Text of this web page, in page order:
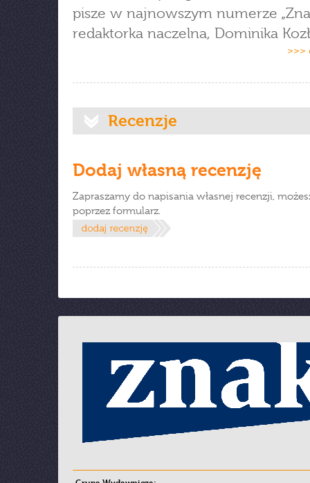
pisze w najnowszym numerze
redaktorka naczelna, Dominika
>>>
Recenzje
Dodaj własną recenzję
Zapraszamy do napisania własnej recenzji,
poprzez formularz.